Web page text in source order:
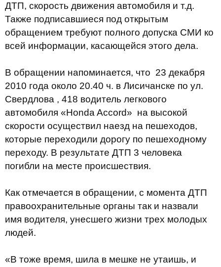
ДТП, скорость движения автомобиля и т.д.
Также подписавшиеся под открытым
обращением требуют полного допуска СМИ ко
всей информации, касающейся этого дела.
В обращении напоминается, что 23 декабря
2010 года около 20.40 ч. в Лисичанске по ул.
Свердлова , 418 водитель легкового
автомобиля «Honda Accord» на высокой
скорости осуществил наезд на пешеходов,
которые переходили дорогу по пешеходному
переходу. В результате ДТП 3 человека
погибли на месте происшествия.
Как отмечается в обращении, с момента ДТП
правоохранительные органы так и назвали
имя водителя, унесшего жизни трех молодых
людей.
«В тоже время, шила в мешке не утаишь, и